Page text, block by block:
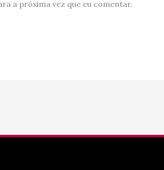
a próxima vez que eu comentar.